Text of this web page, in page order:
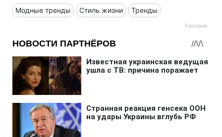
Модные тренды Стиль жизни Тренды